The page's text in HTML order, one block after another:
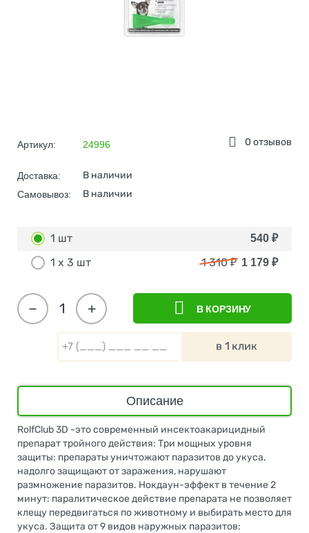
0 отзывов
Артикул: 24996
Доставка: В наличии
Самовывоз: В наличии
1 шт 540 ₽
1 х 3 шт 1 310₽ 1 179 ₽
+
− В КОРЗИНУ
в 1 клик
Описание
RolfClub 3D -это современный инсектоакарицидный
препарат тройного действия: Три мощных уровня
защиты: препараты уничтожают паразитов до укуса,
надолго защищают от заражения, нарушают
размножение паразитов. Нокдаун-эффект в течение 2
минут: паралитическое действие препарата не позволяет
клещу передвигаться по животному и выбирать место для
укуса. Защита от 9 видов наружных паразитов: